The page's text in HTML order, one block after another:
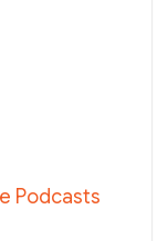
Podcasts